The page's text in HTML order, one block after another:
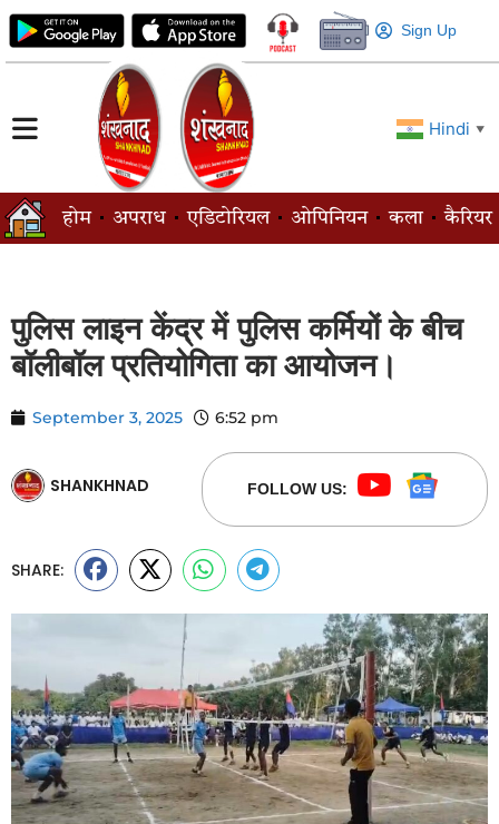
Sign Up
Hindi ▼
होम अपराध एडिटोरियल ओपिनियन कला कैरियर
पुलिस लाइन केंद्र में पुलिस कर्मियों के बीच
बॉलीबॉल प्रतियोगिता का आयोजन।
September 3, 2025 6:52 pm
SHANKHNAD FOLLOW US:
SHARE: